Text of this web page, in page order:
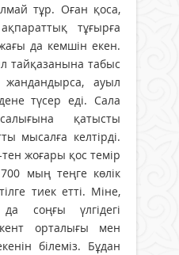
тұр. Оған қоса,
тұғырға
да кемшін екен.
тайқазанына табыс
жандандырса, ауыл
түсер еді. Сала
қатысты
мысалға келтірді.
жоғары қос темір
мың теңге көлік
тиек етті. Міне,
соңғы үлгідегі
кент орталығы мен
білеміз. Бұдан